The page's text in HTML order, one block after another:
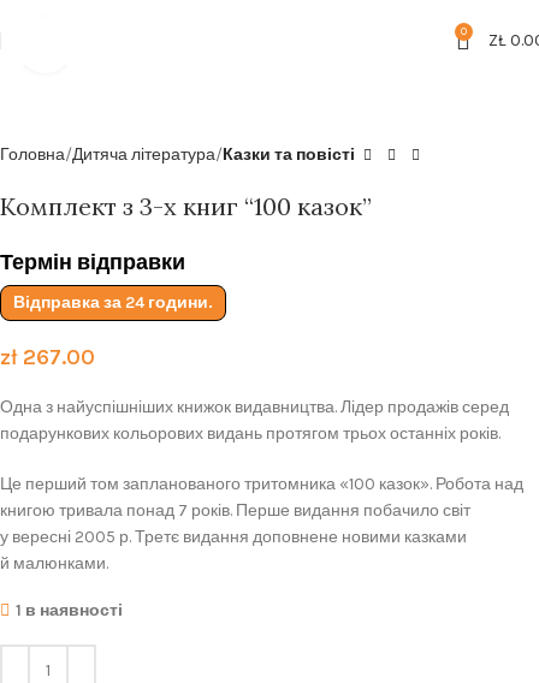
0 ZŁ
Головна Дитяча література Казки та повісті
Комплект з 3-х книг “100 казок”
Термін відправки
Відправка за 24 години.
zł267.00
Одна з найуспішніших книжок видавництва. Лідер продажів серед
подарункових кольорових видань протягом трьох останніх років.
Це перший том запланованого тритомника «100 казок». Робота над
книгою тривала понад 7 років. Перше видання побачило світ
у вересні 2005 р. Третє видання доповнене новими казками
й малюнками.
1 в наявності